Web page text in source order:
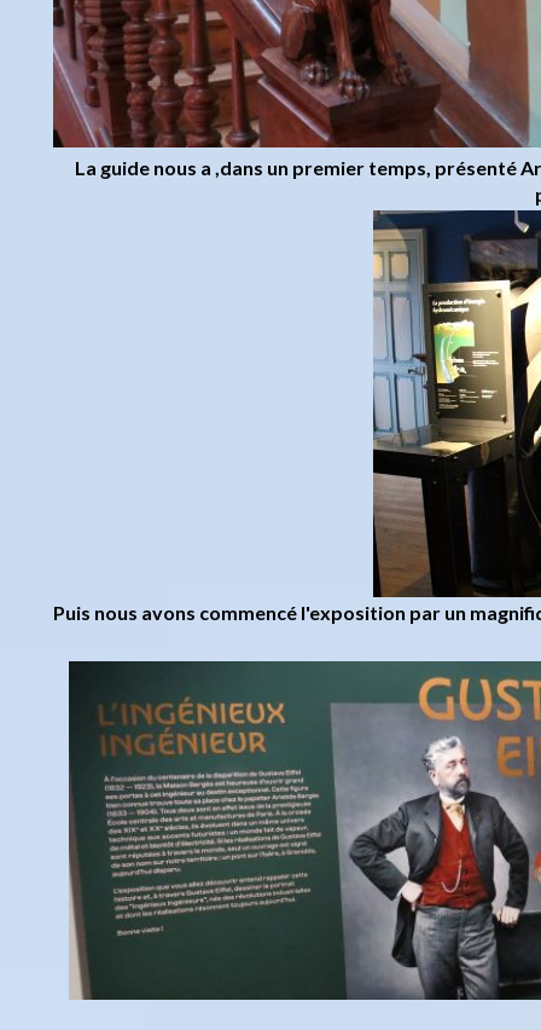
La guide nous a ,dans un premier temps, présenté
Puis nous avons commencé l'exposition par un